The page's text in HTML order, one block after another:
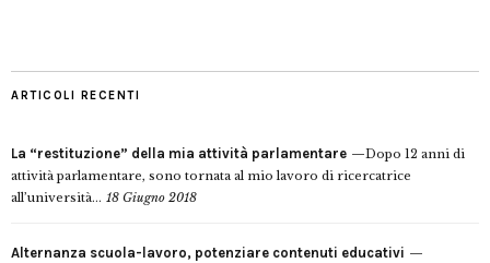
ARTICOLI RECENTI
La “restituzione” della mia attività parlamentare
Dopo 12 anni di
attività parlamentare, sono tornata al mio lavoro di ricercatrice
all’università... 18 Giugno 2018
Alternanza scuola-lavoro, potenziare contenuti educativi